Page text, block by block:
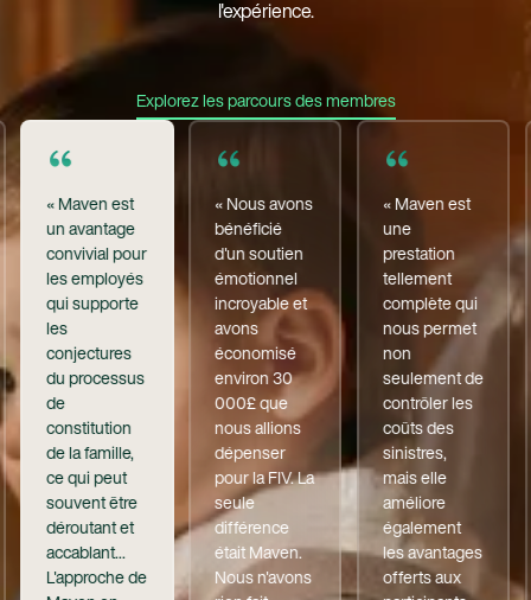
l'expérience.
Explorez les parcours des membres
« Maven est
un avantage
convivial pour
les employés
qui supporte
les
conjectures
du processus
de
constitution
de la famille,
ce qui peut
souvent être
déroutant et
accablant...
L'approche de
« Nous avons
bénéficié
d'un soutien
émotionnel
incroyable et
avons
économisé
environ 30
000£ que
nous allions
dépenser
pour la FIV. La
seule
différence
était Maven.
Nous n'avons
« Maven est
une
prestation
tellement
complète qui
nous permet
non
seulement de
contrôler les
coûts des
sinistres,
mais elle
améliore
également
les avantages
offerts aux